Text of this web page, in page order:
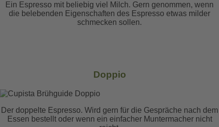
Ein Espresso mit beliebig viel Milch. Gern genommen, wenn
die belebenden Eigenschaften des Espresso etwas milder
schmecken sollen.
Doppio
Der doppelte Espresso. Wird gern für die Gespräche nach dem
Essen bestellt oder wenn ein einfacher Muntermacher nicht